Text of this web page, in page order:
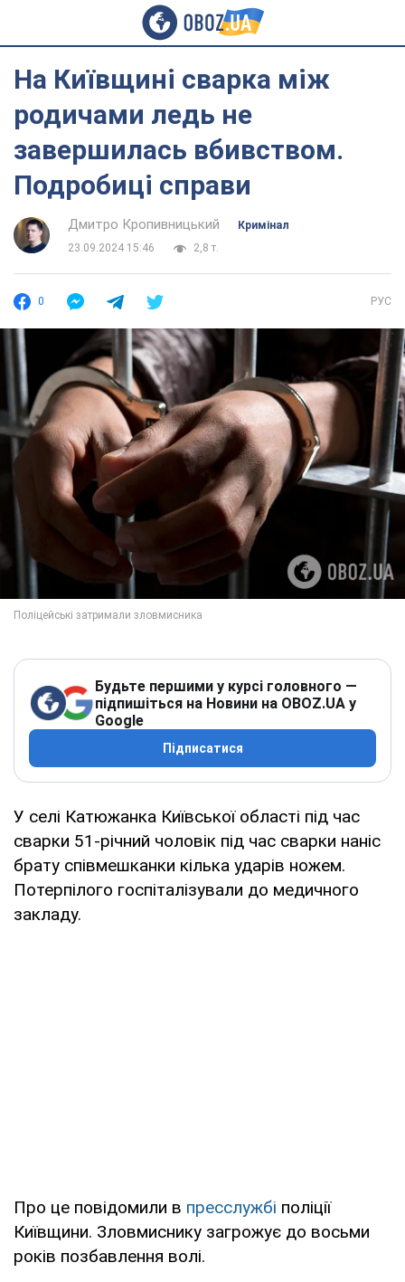
На Київщині сварка між
родичами ледь не
завершилась вбивством.
Подробиці справи
Дмитро Кропивницький
Кримінал
23.09.2024 15:46
2,8 т.
0 РУС
Будьте першими у курсі головного —
підпишіться на Новини на OBOZ.UA у
Google
Підписатися
У селі Катюжанка Київської області під час
сварки 51-річний чоловік під час сварки наніс
брату співмешканки кілька ударів ножем.
Потерпілого госпіталізували до медичного
закладу.
Про це повідомили в пресслужбі поліції
Київщини. Зловмиснику загрожує до восьми
років позбавлення волі.